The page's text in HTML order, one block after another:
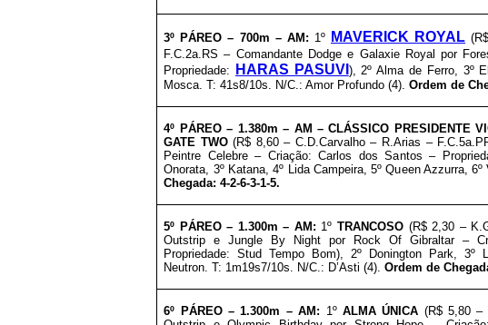
3º PÁREO – 700m – AM: 1º MAVERICK ROYAL
F.C.2a.RS – Comandante Dodge e Galaxie Royal por
Propriedade:
HARAS PASUVI ), 2º Alma de Ferro, 3º
Mosca. T: 41s8/10s. N/C.: Amor Profundo (4).Ordem de
4º PÁREO – 1.380m – AM – CLÁSSICO PRESIDENTE
GATE TWO(R$ 8,60 – C.D.Carvalho – R.Arias –
Peintre Celebre – Criação: Carlos dos Santos –
Onorata, 3º Katana, 4º Lida Campeira, 5º Queen Azzurra,
Chegada: 4-2-6-3-1-5.
5º PÁREO – 1.300m – AM: 1º TRANCOSO (R$ 2,30 –
Outstrip e Jungle By Night por Rock Of Gibraltar –
Propriedade: Stud Tempo Bom), 2º Donington Park, 3º
Neutron. T: 1m19s7/10s. N/C.: D’Asti (4).Ordem de
6º PÁREO – 1.300m – AM: 1ºALMA ÚNICA (R$ 5,80 –